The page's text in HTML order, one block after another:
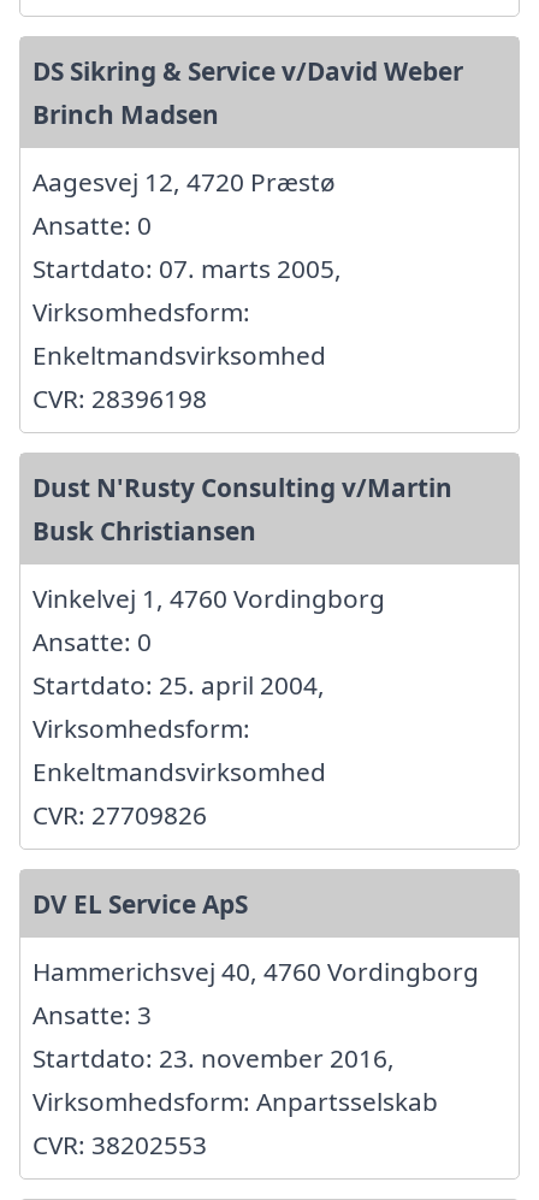
DS Sikring & Service v/David Weber
Brinch Madsen
Aagesvej 12, 4720 Præstø
Ansatte: 0
Startdato: 07. marts 2005,
Virksomhedsform:
Enkeltmandsvirksomhed
CVR: 28396198
Dust N'Rusty Consulting v/Martin
Busk Christiansen
Vinkelvej 1, 4760 Vordingborg
Ansatte: 0
Startdato: 25. april 2004,
Virksomhedsform:
Enkeltmandsvirksomhed
CVR: 27709826
DV EL Service ApS
Hammerichsvej 40, 4760 Vordingborg
Ansatte: 3
Startdato: 23. november 2016,
Virksomhedsform: Anpartsselskab
CVR: 38202553